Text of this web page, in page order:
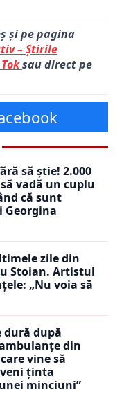
și pe pagina
– Știrile
sau direct pe
să știe! 2.000
vadă un cuplu
că sunt
Georgina
zile din
Stoian. Artistul
„Nu voia să
dură după
din
vine să
ținta
minciuni”